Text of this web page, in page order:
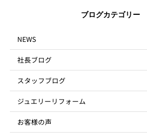
ブログカテゴリー
NEWS
社長ブログ
スタッフブログ
ジュエリーリフォーム
お客様の声